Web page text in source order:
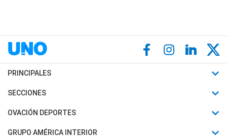
PRINCIPALES
Últimas Noticias
Política
SECCIONES
Horóscopo
Motores
OVACIÓN DEPORTES
Fútbol
GRUPO AMÉRICA INTERIOR